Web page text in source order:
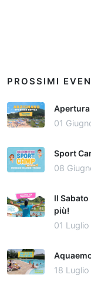
PROSSIMI
01
Sport
08
Il
più!
01
18